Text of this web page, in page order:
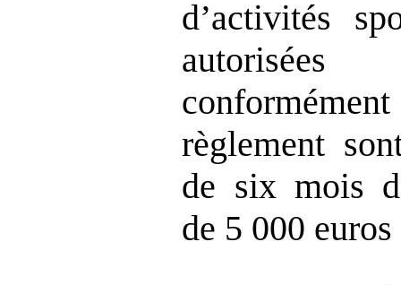
d’activités
règlement
de six mois
de 5 000